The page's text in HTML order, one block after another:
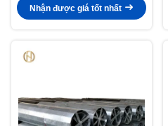
Nhận được giá tốt nhất